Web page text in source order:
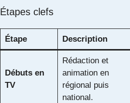
Étapes clefs
Étape Description
Débuts en
TV
Rédaction et
animation en
régional puis
national.